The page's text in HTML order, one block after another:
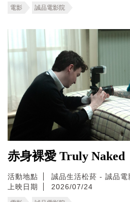
電影 誠品電影院
赤身裸愛 Truly Naked
活動地點
誠品生活松菸 - 誠品電
上映日期
2026/07/24